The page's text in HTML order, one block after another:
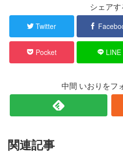
シェアす
Twitter
Pocket LINE
中間 いおりをフ
関連記事